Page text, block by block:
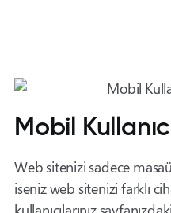
Mobil
Web sitenizi sadece
iseniz web sitenizi farklı